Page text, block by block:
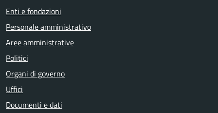
Enti e fondazioni
Personale amministrativo
Aree amministrative
Politici
Organi di governo
Uffici
Documenti e dati